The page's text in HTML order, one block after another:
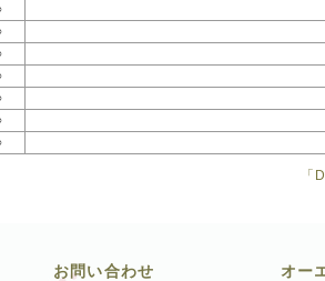
「
オー
お問い合わせ